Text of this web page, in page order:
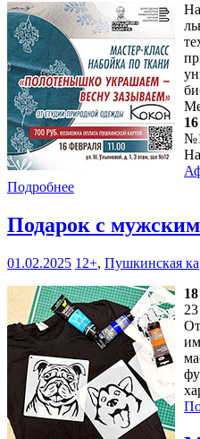
Подробнее
Подарок с
01.02.2025 12+, Пушкинская